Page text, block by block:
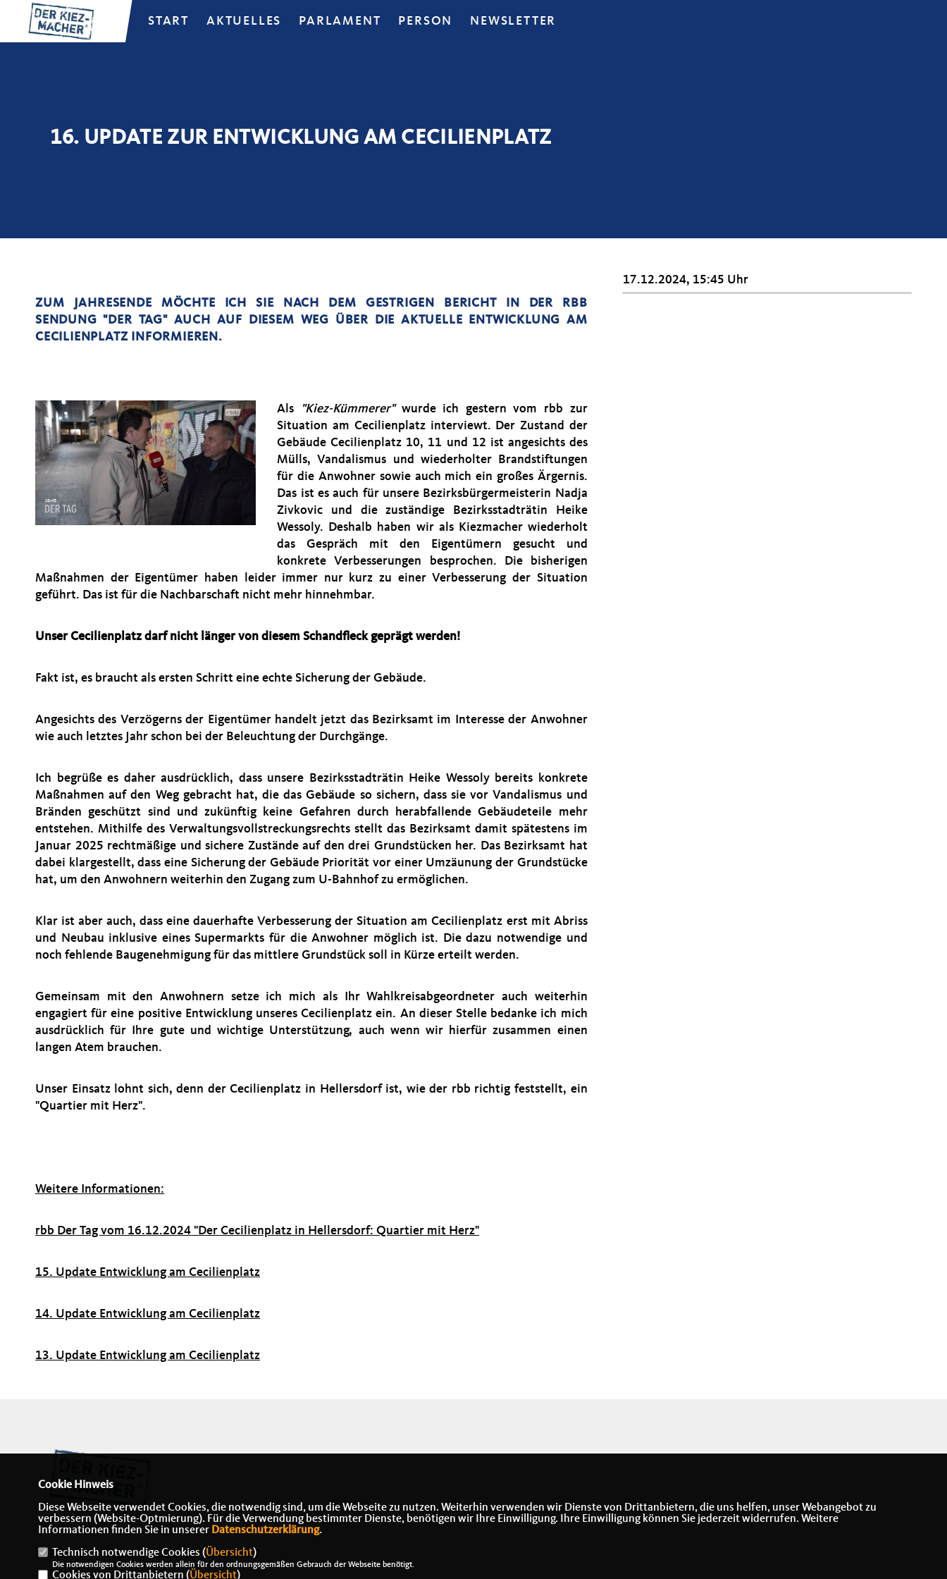
START AKTUELLES PARLAMENT PERSON NEWSLETTER
16. UPDATE ZUR ENTWICKLUNG AM CECILIENPLATZ
ZUM JAHRESENDE MÖCHTE ICH SIE NACH DEM GESTRIGEN BERICHT IN DER RBB
SENDUNG "DER TAG" AUCH AUF DIESEM WEG ÜBER DIE AKTUELLE ENTWICKLUNG AM
CECILIENPLATZ INFORMIEREN.
Als "Kiez-Kümmerer"wurde ich gestern vom rbb zur
Situation am Cecilienplatz interviewt. Der Zustand der
Gebäude Cecilienplatz 10, 11 und 12 ist angesichts des
Mülls, Vandalismus und wiederholter Brandstiftungen
für die Anwohner sowie auch mich ein großes Ärgernis.
Das ist es auch für unsere Bezirksbürgermeisterin Nadja
Zivkovic und die zuständige Bezirksstadträtin Heike
Wessoly. Deshalb haben wir als Kiezmacher wiederholt
das Gespräch mit den Eigentümern gesucht und
konkrete Verbesserungen besprochen. Die bisherigen
Maßnahmen der Eigentümer haben leider immer nur kurz zu einer Verbesserung der Situation
geführt. Das ist für die Nachbarschaft nicht mehr hinnehmbar.
Unser Cecilienplatz darf nicht länger von diesem Schandfleck geprägt werden!
Fakt ist, es braucht als ersten Schritt eine echte Sicherung der Gebäude.
Angesichts des Verzögerns der Eigentümer handelt jetzt das Bezirksamt im Interesse der Anwohner
wie auch letztes Jahr schon bei der Beleuchtung der Durchgänge.
Ich begrüße es daher ausdrücklich, dass unsere Bezirksstadträtin Heike Wessoly bereits konkrete
Maßnahmen auf den Weg gebracht hat, die das Gebäude so sichern, dass sie vor Vandalismus und
Bränden geschützt sind und zukünftig keine Gefahren durch herabfallende Gebäudeteile mehr
entstehen. Mithilfe des Verwaltungsvollstreckungsrechts stellt das Bezirksamt damit spätestens im
Januar 2025 rechtmäßige und sichere Zustände auf den drei Grundstücken her. Das Bezirksamt hat
dabei klargestellt, dass eine Sicherung der Gebäude Priorität vor einer Umzäunung der Grundstücke
hat, um den Anwohnern weiterhin den Zugang zum U-Bahnhof zu ermöglichen.
Klar ist aber auch, dass eine dauerhafte Verbesserung der Situation am Cecilienplatz erst mit Abriss
und Neubau inklusive eines Supermarkts für die Anwohner möglich ist. Die dazu notwendige und
noch fehlende Baugenehmigung für das mittlere Grundstück soll in Kürze erteilt werden.
Gemeinsam mit den Anwohnern setze ich mich als Ihr Wahlkreisabgeordneter auch weiterhin
engagiert für eine positive Entwicklung unseres Cecilienplatz ein. An dieser Stelle bedanke ich mich
ausdrücklich für Ihre gute und wichtige Unterstützung, auch wenn wir hierfür zusammen einen
langen Atem brauchen.
Unser Einsatz lohnt sich, denn der Cecilienplatz in Hellersdorf ist, wie der rbb richtig feststellt, ein
"Quartier mit Herz".
Weitere Informationen:
rbb Der Tag vom 16.12.2024 "Der Cecilienplatz in Hellersdorf: Quartier mit Herz"
15. Update Entwicklung am Cecilienplatz
14. Update Entwicklung am Cecilienplatz
13. Update Entwicklung am Cecilienplatz
17.12.2024, 15:45 Uhr
IMPRESSUM DATENSCHUTZ KONTAKT
Cookie Hinweis
Diese Webseite verwendet Cookies, die notwendig sind, um die Webseite zu nutzen. Weiterhin verwenden wir Dienste von Drittanbietern, die uns helfen, unser Webangebot zu
verbessern (Website-Optmierung). Für die Verwendung bestimmter Dienste, benötigen wir Ihre Einwilligung. Ihre Einwilligung können Sie jederzeit widerrufen. Weitere
Informationen finden Sie in unserer Datenschutzerklärung.
Technisch notwendige Cookies (Übersicht)
Die notwendigen Cookies werden allein für den ordnungsgemäßen Gebrauch der Webseite benötigt.
Cookies von Drittanbietern (Übersicht)